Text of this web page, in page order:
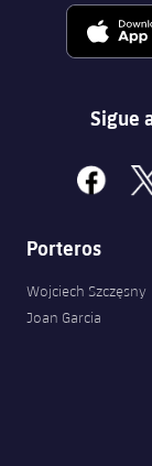
Sigue
facebook
x
Porteros
Wojciech Szczęsny
Joan Garcia